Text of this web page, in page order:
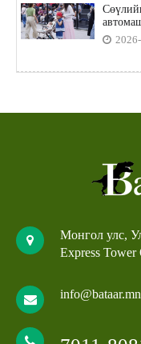
Монгол улс,
Express Tower
info@bataar.mn